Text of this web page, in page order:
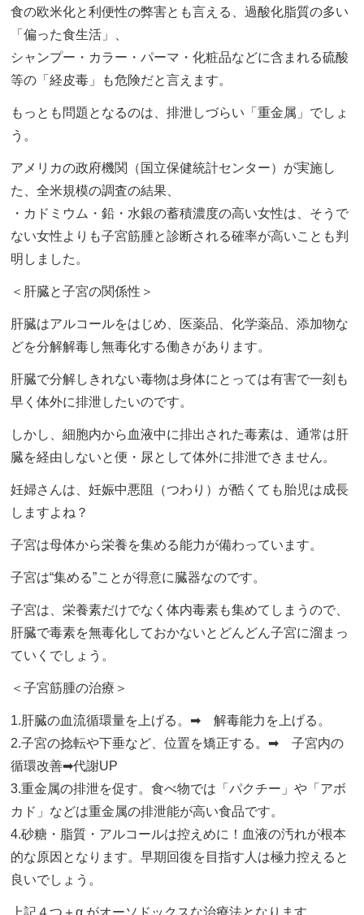
食の欧米化と利便性の弊害とも言える、過酸化脂質の多い
「偏った食生活」、
シャンプー・カラー・パーマ・化粧品などに含まれる硫酸
等の「経皮毒」も危険だと言えます。
もっとも問題となるのは、排泄しづらい「重金属」でしょ
う。
アメリカの政府機関（国立保健統計センター）が実施し
た、全米規模の調査の結果、
・カドミウム・鉛・水銀の蓄積濃度の高い女性は、そうで
ない女性よりも子宮筋腫と診断される確率が高いことも判
明しました。
＜肝臓と子宮の関係性＞
肝臓はアルコールをはじめ、医薬品、化学薬品、添加物な
どを分解解毒し無毒化する働きがあります。
肝臓で分解しきれない毒物は身体にとっては有害で一刻も
早く体外に排泄したいのです。
しかし、細胞内から血液中に排出された毒素は、通常は肝
臓を経由しないと便・尿として体外に排泄できません。
妊婦さんは、妊娠中悪阻（つわり）が酷くても胎児は成長
しますよね？
子宮は母体から栄養を集める能力が備わっています。
子宮は“集める”ことが得意に臓器なのです。
子宮は、栄養素だけでなく体内毒素も集めてしまうので、
肝臓で毒素を無毒化しておかないとどんどん子宮に溜まっ
ていくでしょう。
＜子宮筋腫の治療＞
1.肝臓の血流循環量を上げる。➡ 解毒能力を上げる。
2.子宮の捻転や下垂など、位置を矯正する。➡ 子宮内の
循環改善➡代謝UP
3.重金属の排泄を促す。食べ物では「パクチー」や「アボ
カド」などは重金属の排泄能が高い食品です。
4.砂糖・脂質・アルコールは控えめに！血液の汚れが根本
的な原因となります。早期回復を目指す人は極力控えると
良いでしょう。
上記４つ＋α がオーソドックスな治療法となります。